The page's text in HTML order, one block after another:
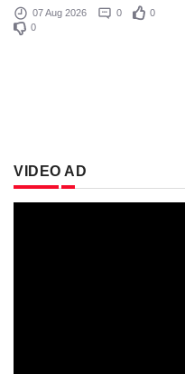
07 Aug 2026 0
0
0
VIDEO AD